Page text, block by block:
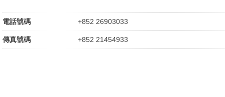
電話號碼 +852 26903033
傳真號碼 +852 21454933